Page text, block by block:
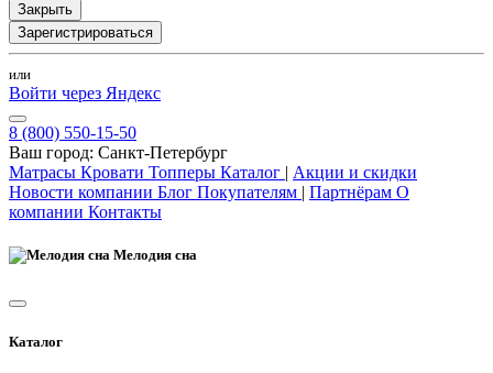
Закрыть
Зарегистрироваться
или
Войти через Яндекс
8 (800) 550-15-50
Ваш город: Санкт-Петербург
Матрасы Кровати Топперы Каталог | Акции и скидки
Новости компании Блог Покупателям | Партнёрам О
компании Контакты
Мелодия сна
Каталог